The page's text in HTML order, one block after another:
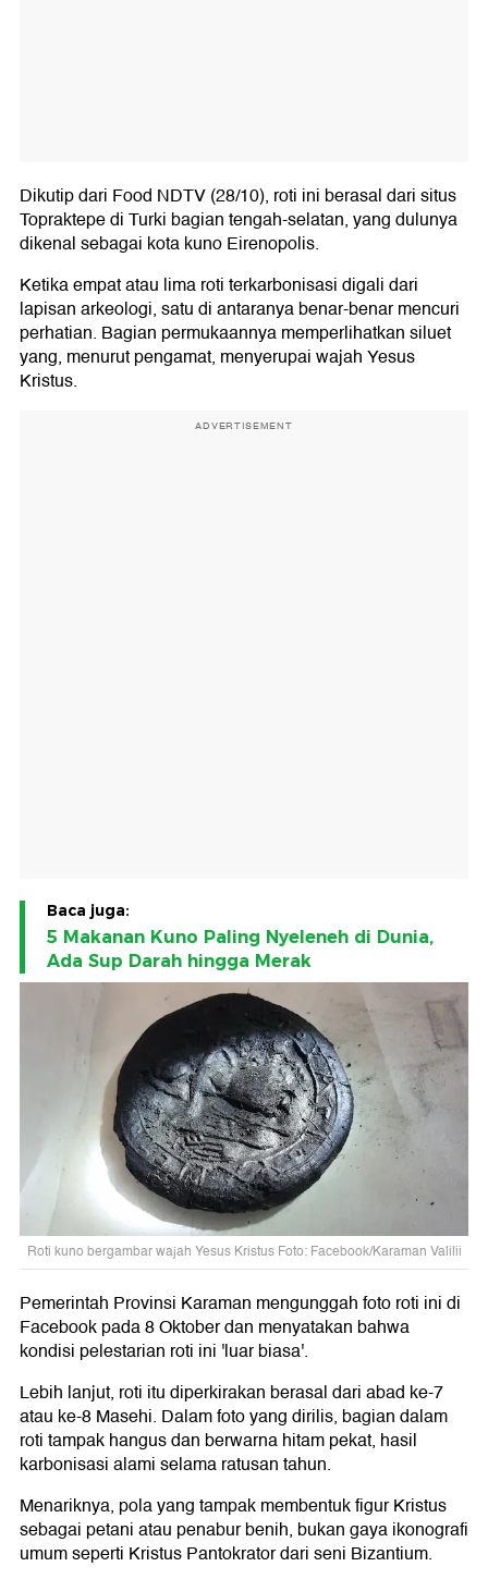
Dikutip dari Food NDTV (28/10), roti ini berasal dari situs
Topraktepe di Turki bagian tengah-selatan, yang dulunya
dikenal sebagai kota kuno Eirenopolis.
Ketika empat atau lima roti terkarbonisasi digali dari
lapisan arkeologi, satu di antaranya benar-benar mencuri
perhatian. Bagian permukaannya memperlihatkan siluet
yang, menurut pengamat, menyerupai wajah Yesus
Kristus.
ADVERTISEMENT
Baca juga:
5 Makanan Kuno Paling Nyeleneh di Dunia,
Ada Sup Darah hingga Merak
Roti kuno bergambar wajah Yesus Kristus Foto: Facebook/Karaman Valilii
Pemerintah Provinsi Karaman mengunggah foto roti ini di
Facebook pada 8 Oktober dan menyatakan bahwa
kondisi pelestarian roti ini 'luar biasa'.
Lebih lanjut, roti itu diperkirakan berasal dari abad ke-7
atau ke-8 Masehi. Dalam foto yang dirilis, bagian dalam
roti tampak hangus dan berwarna hitam pekat, hasil
karbonisasi alami selama ratusan tahun.
Menariknya, pola yang tampak membentuk figur Kristus
sebagai petani atau penabur benih, bukan gaya ikonografi
umum seperti Kristus Pantokrator dari seni Bizantium.